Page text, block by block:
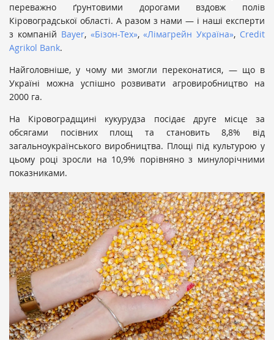
переважно ґрунтовими дорогами вздовж полів
Кіровоградської області. А разом з нами — і наші експерти
з компаній Bayer, «Бізон-Тех»,«Лімагрейн Україна», Credit
Agrikol Bank.
Найголовніше, у чому ми змогли переконатися, — що в
Україні можна успішно розвивати агровиробництво на
2000 га.
На Кіровоградщині кукурудза посідає друге місце за
обсягами посівних площ та становить 8,8% від
загальноукраїнського виробництва. Площі під культурою у
цьому році зросли на 10,9% порівняно з минулорічними
показниками.